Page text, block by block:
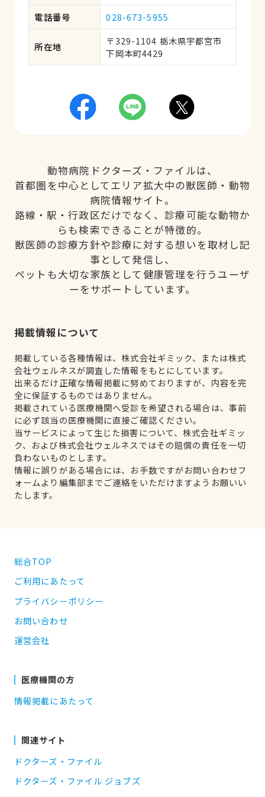
電話番号
028-673-5955
所在地
〒329-1104 栃木県宇都宮市
下岡本町4429
動物病院ドクターズ・ファイルは、
首都圏を中心としてエリア拡大中の獣医師・動物
病院情報サイト。
路線・駅・行政区だけでなく、診療可能な動物か
らも検索できることが特徴的。
獣医師の診療方針や診療に対する想いを取材し記
事として発信し、
ペットも大切な家族として健康管理を行うユーザ
ーをサポートしています。
掲載情報について
掲載している各種情報は、株式会社ギミック、または株式
会社ウェルネスが調査した情報をもとにしています。
出来るだけ正確な情報掲載に努めておりますが、内容を完
全に保証するものではありません。
掲載されている医療機関へ受診を希望される場合は、事前
に必ず該当の医療機関に直接ご確認ください。
当サービスによって生じた損害について、株式会社ギミッ
ク、および株式会社ウェルネスではその賠償の責任を一切
負わないものとします。
情報に誤りがある場合には、お手数ですがお問い合わせフ
ォームより編集部までご連絡をいただけますようお願いい
たします。
総合TOP
ご利用にあたって
プライバシーポリシー
お問い合わせ
運営会社
医療機関の方
情報掲載にあたって
関連サイト
ドクターズ・ファイル
ドクターズ・ファイル ジョブズ